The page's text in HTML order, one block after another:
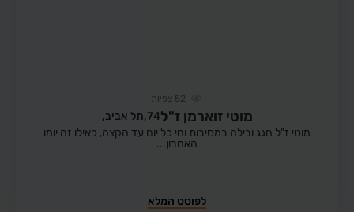
52 צפיות
מוטי זוארמן ז"ל74, תל אביב,
מוטי ז"ל חגג ובילה במסיבות וחי כל יום עד הקצה, כאילו זה יומו
האחרון...
לפוסט המלא